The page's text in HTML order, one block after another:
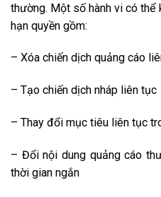
thường. Một số hành vi có
hạn quyền gồm:
– Xóa chiến dịch quảng cáo
– Tạo chiến dịch nháp liên tục
– Thay đổi mục tiêu liên tục
– Đổi nội dung quảng cáo
thời gian ngắn